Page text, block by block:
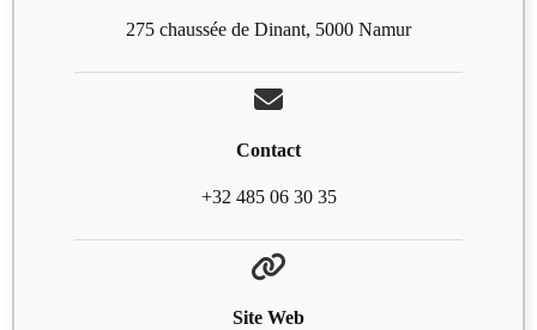
275 chaussée de Dinant, 5000 Namur
Contact
+32 485 06 30 35
Site Web